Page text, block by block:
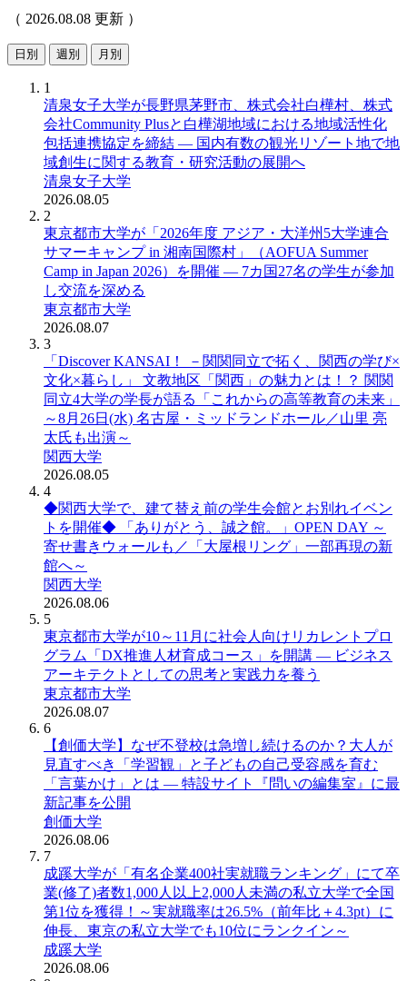
（ 2026.08.08 更新 ）
日別 週別 月別
1
清泉女子大学が長野県茅野市、株式会社白樺村、株式
会社Community Plusと白樺湖地域における地域活性化
包括連携協定を締結 ― 国内有数の観光リゾート地で地
域創生に関する教育・研究活動の展開へ
清泉女子大学
2026.08.05
2
東京都市大学が「2026年度 アジア・大洋州5大学連合
サマーキャンプ in 湘南国際村」（AOFUA Summer
Camp in Japan 2026）を開催 ― 7カ国27名の学生が参加
し交流を深める
東京都市大学
2026.08.07
3
「Discover KANSAI！ －関関同立で拓く、関西の学び×
文化×暮らし」 文教地区「関西」の魅力とは！？ 関関
同立4大学の学長が語る「これからの高等教育の未来」
～8月26日(水) 名古屋・ミッドランドホール／山里 亮
太氏も出演～
関西大学
2026.08.05
4
◆関西大学で、建て替え前の学生会館とお別れイベン
トを開催◆ 「ありがとう、誠之館。」OPEN DAY ～
寄せ書きウォールも／「大屋根リング」一部再現の新
館へ～
関西大学
2026.08.06
5
東京都市大学が10～11月に社会人向けリカレントプロ
グラム「DX推進人材育成コース」を開講 ― ビジネス
アーキテクトとしての思考と実践力を養う
東京都市大学
2026.08.07
6
【創価大学】なぜ不登校は急増し続けるのか？大人が
見直すべき「学習観」と子どもの自己受容感を育む
「言葉かけ」とは ― 特設サイト『問いの編集室』に最
新記事を公開
創価大学
2026.08.06
7
成蹊大学が「有名企業400社実就職ランキング」にて卒
業(修了)者数1,000人以上2,000人未満の私立大学で全国
第1位を獲得！～実就職率は26.5%（前年比＋4.3pt）に
伸長、東京の私立大学でも10位にランクイン～
成蹊大学
2026.08.06